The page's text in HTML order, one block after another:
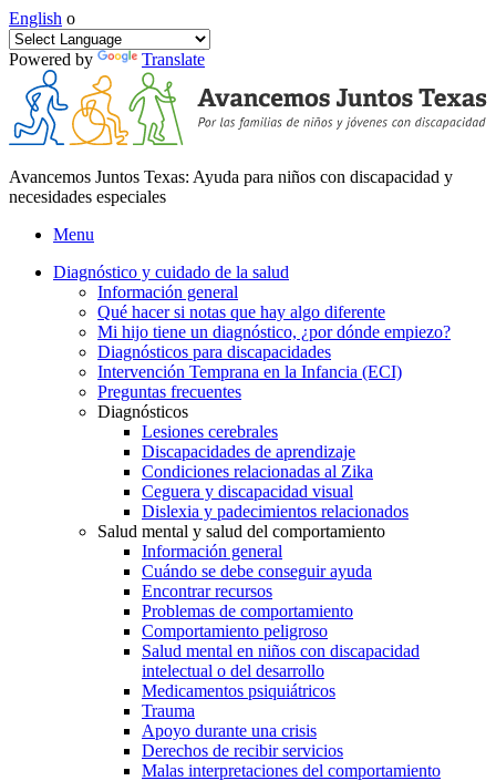
English o
Powered by Translate
Avancemos Juntos Texas: Ayuda para niños con discapacidad y
necesidades especiales
Menu
Diagnóstico y cuidado de la salud
Información general
Qué hacer si notas que hay algo diferente
Mi hijo tiene un diagnóstico, ¿por dónde empiezo?
Diagnósticos para discapacidades
Intervención Temprana en la Infancia (ECI)
Preguntas frecuentes
Diagnósticos
Lesiones cerebrales
Discapacidades de aprendizaje
Condiciones relacionadas al Zika
Ceguera y discapacidad visual
Dislexia y padecimientos relacionados
Salud mental y salud del comportamiento
Información general
Cuándo se debe conseguir ayuda
Encontrar recursos
Problemas de comportamiento
Comportamiento peligroso
Salud mental en niños con discapacidad
intelectual o del desarrollo
Medicamentos psiquiátricos
Trauma
Apoyo durante una crisis
Derechos de recibir servicios
Malas interpretaciones del comportamiento